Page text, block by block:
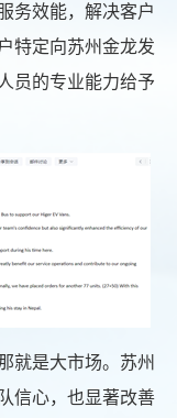
务效能，解决客户
特定向苏州金龙发
员的专业能力给予
就是大市场。苏州
信心，也显著改善